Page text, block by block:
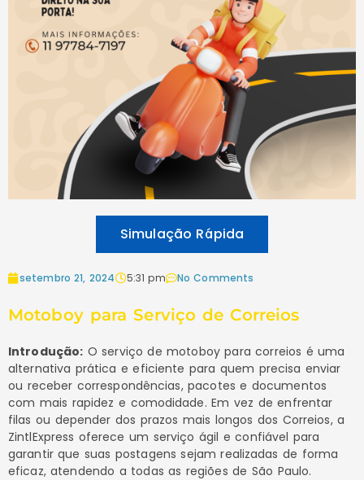
Simulação Rápida
setembro 21, 2024 5:31 pm No Comments
Motoboy para Serviço de Correios
Introdução: O serviço de motoboy para correios é uma
alternativa prática e eficiente para quem precisa enviar
ou receber correspondências, pacotes e documentos
com mais rapidez e comodidade. Em vez de enfrentar
filas ou depender dos prazos mais longos dos Correios, a
ZintlExpress oferece um serviço ágil e confiável para
garantir que suas postagens sejam realizadas de forma
eficaz, atendendo a todas as regiões de São Paulo.